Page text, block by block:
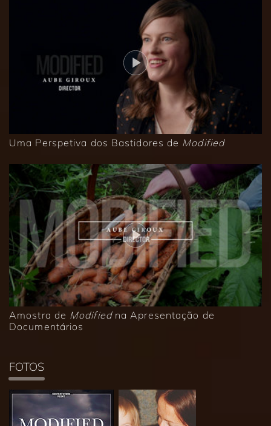
Uma Perspetiva dos Bastidores de Modified
Amostra de Modifiedna Apresentação de
Documentários
FOTOS